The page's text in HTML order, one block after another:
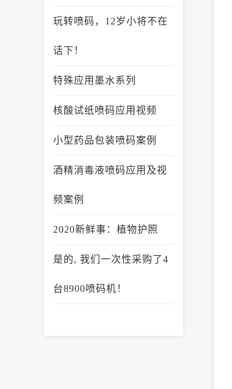
玩转喷码，12岁小将不在
话下！
特殊应用墨水系列
核酸试纸喷码应用视频
小型药品包装喷码案例
酒精消毒液喷码应用及视
频案例
2020新鲜事：植物护照
是的, 我们一次性采购了4
台8900喷码机！